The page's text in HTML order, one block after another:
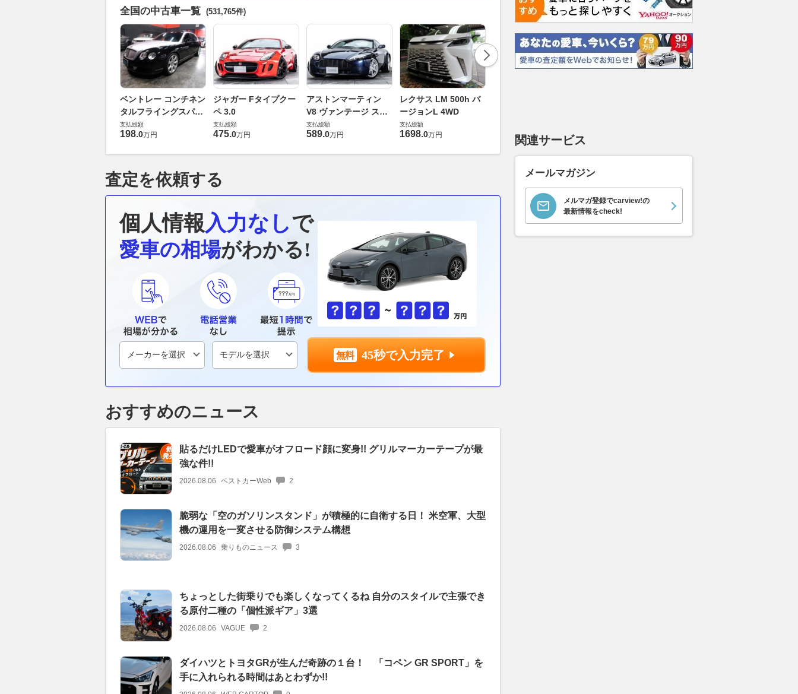
全国の中古車一覧 (531,765件)
ベントレー コンチネン
タルフライングスパー
6.0 4WD
支払総額
198.0万円
ジャガー Fタイプクー
ペ 3.0
支払総額
475.0万円
アストンマーティン
V8 ヴァンテージ スポ
ーツシフト
支払総額
589.0万円
レクサス LM 500h バ
ージョンL 4WD
支払総額
1698.0万円
査定を依頼する
個人情報入力なしで
愛車の相場がわかる!
45秒で入力完了
おすすめのニュース
貼るだけLEDで愛車がオフロード顔に変身!! グリルマーカーテープが最
強な件!!
2026.08.06 ベストカーWeb 2
脆弱な「空のガソリンスタンド」が積極的に自衛する日！ 米空軍、大型
機の運用を一変させる防御システム構想
2026.08.06 乗りものニュース 3
ちょっとした街乗りでも楽しくなってくるね 自分のスタイルで主張でき
る原付二種の「個性派ギア」3選
2026.08.06 VAGUE 2
ダイハツとトヨタGRが生んだ奇跡の１台！ 「コペン GR SPORT」を
手に入れられる時間はあとわずか!!
関連サービス
メールマガジン
メルマガ登録でcarview!の
最新情報をcheck!